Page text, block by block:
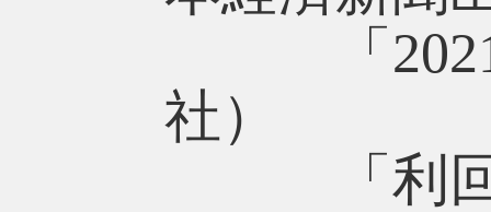
「2021年
社）
「利回り